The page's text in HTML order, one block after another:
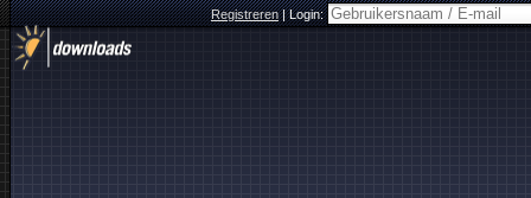
Registreren|Login: